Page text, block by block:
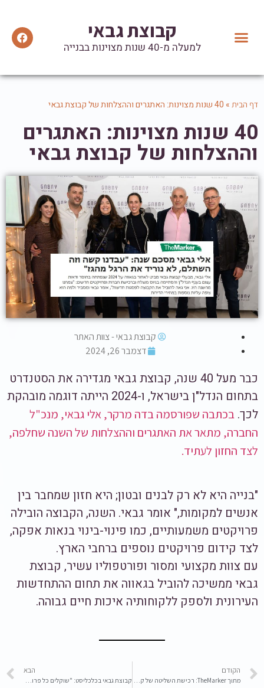
קבוצת גבאי
למעלה מ-40 שנות מצוינות בבנייה
דף הבית » 40 שנות מצוינות: האתגרים וההצלחות של קבוצת גבאי
40 שנות מצוינות: האתגרים
וההצלחות של קבוצת גבאי
קבוצת גבאי - צוות האתר
דצמבר 26, 2024
כבר מעל 40 שנה, קבוצת גבאי מגדירה את הסטנדרט
בתחום הנדל"ן בישראל, ו-2024 הייתה דוגמה מובהקת
לכך. בכתבה שפורסמה בדה מרקר, אלי גבאי, מנכ"ל
החברה, מתאר את האתגרים וההצלחות של השנה שחלפה,
לצד החזון לעתיד.
"בנייה היא לא רק לבנים ובטון; היא חזון שמחבר בין
אנשים למקומות," אומר גבאי. השנה, הקבוצה הובילה
פרויקטים משמעותיים, כמו פינוי-בינוי בנאות אפקה,
לצד קידום פרויקטים נוספים ברחבי הארץ.
עם צוות מקצועי ומסור ופורטפוליו עשיר, קבוצת
גבאי ממשיכה להוביל בגאווה את תחום ההתחדשות
העירונית ולספק ללקוחותיה איכות חיים גבוהה.
הקודם
מתוך TheMarker: רכישת השליטה של קבוצת גבאי בחברת מיי טאון
הבא
קבוצת גבאי בכלכליסט: "שוקלים כל פרויקט לפרטי פרטים, כדי לוודא שהוא ראוי לדיירים שלנו"